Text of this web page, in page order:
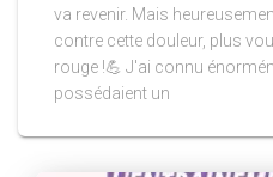
va revenir. Mais
contre cette douleur, plus
rouge !💪 J'ai connu
possédaient un